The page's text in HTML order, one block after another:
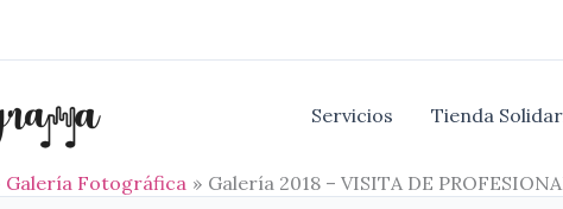
Servicios Tienda
Galería Fotográfica Galería 2018 – VISITA DE